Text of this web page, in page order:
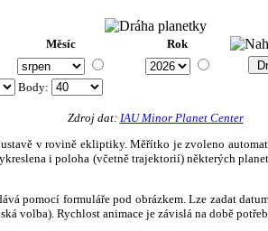
Měsíc Rok
Body:
Zdroj dat: IAU Minor Planet Center
v rovině ekliptiky. Měřítko je zvoleno
i poloha (včetně trajektorií) některých
pomocí formuláře pod obrázkem. Lze zadat
volba). Rychlost animace je závislá na době